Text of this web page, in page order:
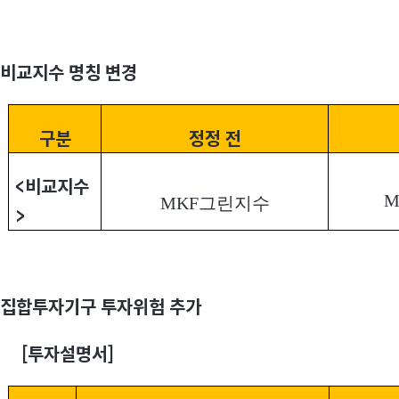
비교지수 명칭 변경
구분 정정 전
<비교지수
>
MKF그린지수
집합투자기구 투자위험 추가
투자설명서]